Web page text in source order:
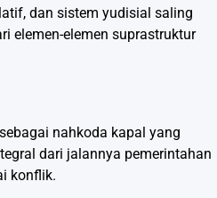
dan sistem yudisial saling
elemen-elemen suprastruktur
nahkoda kapal yang
dari jalannya pemerintahan
konflik.